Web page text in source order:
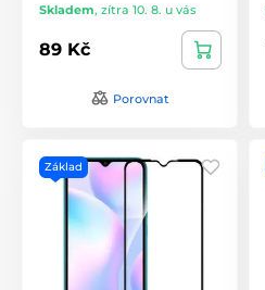
Skladem, zítra 10. 8. u vás
89 Kč
Porovnat
Základ